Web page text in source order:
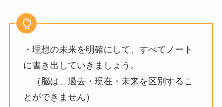
・理想の未来を明確にして、すべてノート
に書き出していきましょう。
（脳は、過去・現在・未来を区別するこ
とができません）